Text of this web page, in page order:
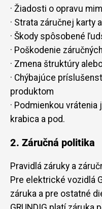
· Žiadosti o opravu
· Strata záručnej karty
· Škody spôsobené
· Poškodenie
· Zmena štruktúry
· Chýbajúce
produktom
· Podmienkou
krabica a pod.
2. Záručná politika
Pravidlá záruky a
Pre elektrické vozidlá
záruka a pre ostatné